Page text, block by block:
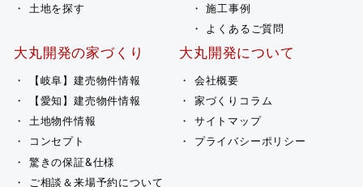
土地を探す
施工事例
よくあるご質問
大丸開発の家づくり
【岐阜】建売物件情報
【愛知】建売物件情報
土地物件情報
コンセプト
驚きの保証&仕様
ご相談＆来場予約について
大丸開発について
会社概要
家づくりコラム
サイトマップ
プライバシーポリシー